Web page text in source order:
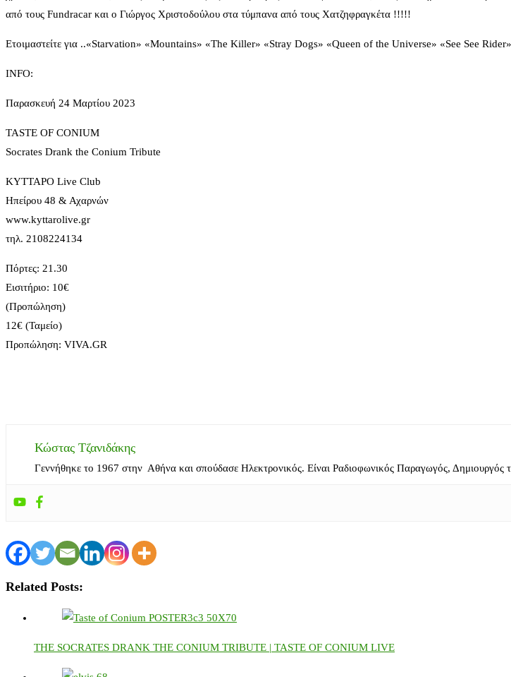
από τους Fundracar και ο Γιώργος Χριστοδούλου στα τύμπανα από τους Χατζηφραγκέτα !!!!!
Ετοιμαστείτε για ..«Starvation» «Mountains» «The Killer» «Stray Dogs» «Queen of the Universe» «See See
INFO:
Παρασκευή 24 Μαρτίου 2023
TASTE OF CONIUM
Socrates Drank the Conium Tribute
ΚΥΤΤΑΡΟ Live Club
Ηπείρου 48 & Αχαρνών
www.kyttarolive.gr
τηλ. 2108224134
Πόρτες: 21.30
Εισιτήριο: 10€
(Προπώληση)
12€ (Ταμείο)
Προπώληση: VIVA.GR
Κώστας Τζανιδάκης
Γεννήθηκε το 1967 στην Αθήνα και σπούδασε Ηλεκτρονικός. Είναι Ραδιοφωνικός Παραγωγός, Δημιουργός
Related Posts:
THE SOCRATES DRANK THE CONIUM TRIBUTE | TASTE OF CONIUM LIVE